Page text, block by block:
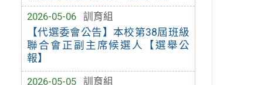
2026-05-06
訓育組
【代選委會公告】本校第38屆班級
聯合會正副主席候選人【選舉公
報】
2026-05-05
訓育組